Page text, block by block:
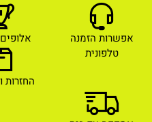
אפשרות הזמנה
טלפונית
החזרות